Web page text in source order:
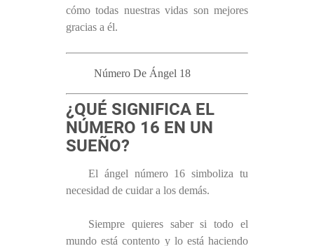
cómo todas nuestras vidas son mejores
gracias a él.
Número De Ángel 18
¿QUÉ SIGNIFICA EL
NÚMERO 16 EN UN
SUEÑO?
El ángel número 16 simboliza tu
necesidad de cuidar a los demás.
Siempre quieres saber si todo el
mundo está contento y lo está haciendo